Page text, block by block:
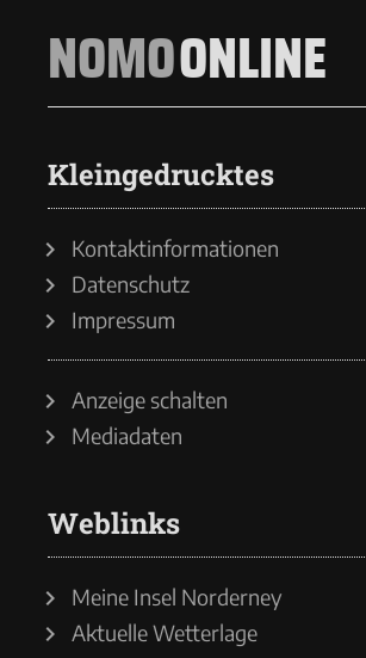
NOMOONLINE
Kleingedrucktes
Kontaktinformationen
Datenschutz
Impressum
Anzeige schalten
Mediadaten
Weblinks
Meine Insel Norderney
Aktuelle Wetterlage